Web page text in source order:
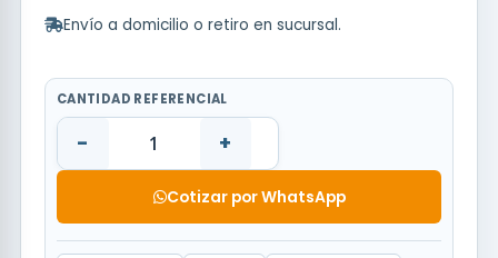
Envío a domicilio o retiro en sucursal.
CANTIDAD REFERENCIAL
- +
Cotizar por WhatsApp